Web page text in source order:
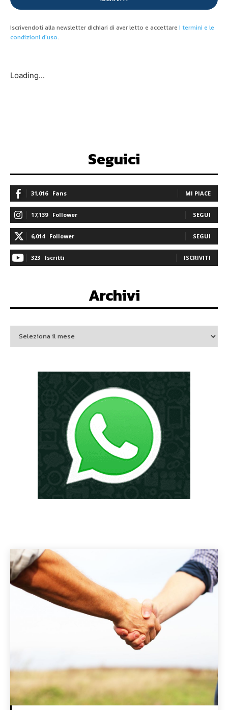
Iscrivendoti alla newsletter dichiari di aver letto e accettare i termini e le
condizioni d'uso.
Loading...
Seguici
31,016 Fans MI PIACE
17,139 Follower SEGUI
6,014 Follower SEGUI
323 Iscritti ISCRIVITI
Archivi